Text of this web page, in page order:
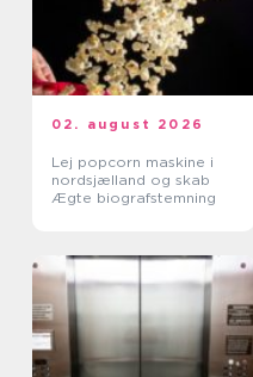
02. august 2026
Lej popcorn maskine i
nordsjælland og skab
Ægte biografstemning